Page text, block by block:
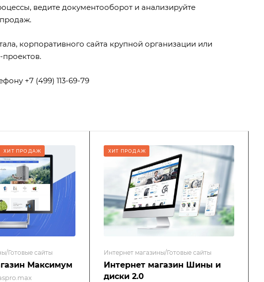
ведите документооборот и анализируйте
корпоративного сайта крупной организации или
+7 (499) 113-69-79
ХИТ ПРОДАЖ
Готовые сайты
Максимум
ХИТ ПРОДАЖ
Интернет магазины/Готовые сайты
Интернет магазин Шины и
диски 2.0